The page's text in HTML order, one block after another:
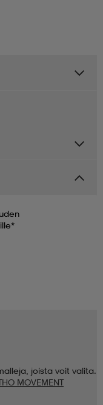
joista voit valita.
MOVEMENT